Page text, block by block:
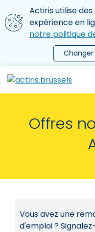
Aller au contenu principal
Nous utilisons des
Actiris utilise
expérience en
notre politique
le menu
Offres
Vous avez une
d'emploi ?